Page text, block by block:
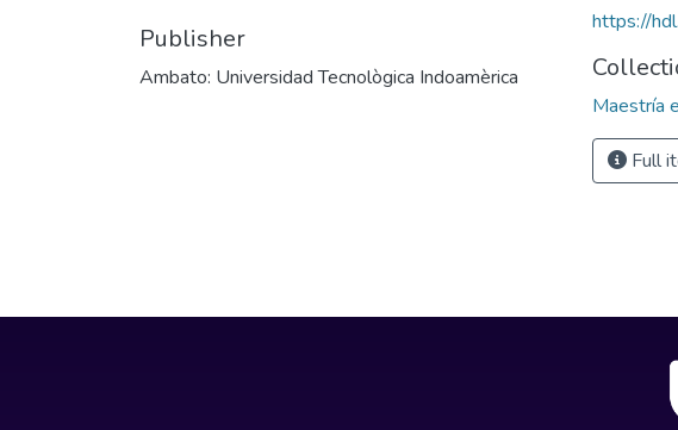
Publisher
Ambato: Universidad Tecnològica Indoamèrica
https://
Maestría
Full